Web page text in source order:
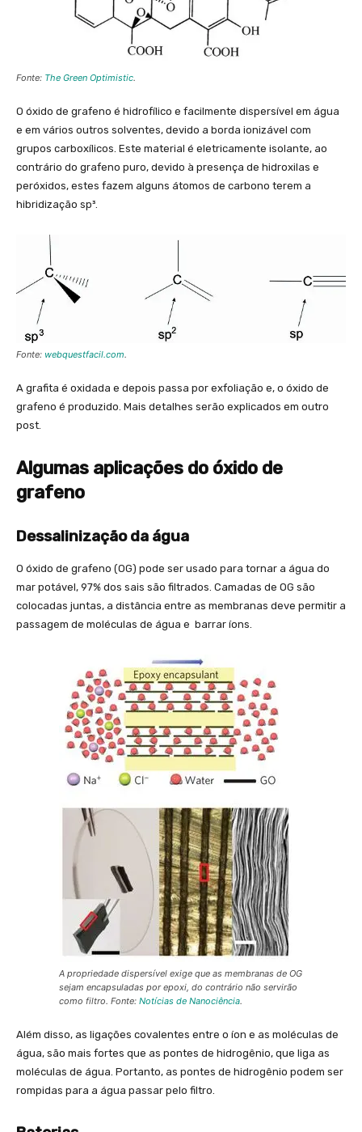
Fonte: The Green Optimistic.
O óxido de grafeno é hidrofílico e facilmente dispersível em água
e em vários outros solventes, devido a borda ionizável com
grupos carboxílicos. Este material é eletricamente isolante, ao
contrário do grafeno puro, devido à presença de hidroxilas e
peróxidos, estes fazem alguns átomos de carbono terem a
hibridização sp³.
Fonte: webquestfacil.com.
A grafita é oxidada e depois passa por exfoliação e, o óxido de
grafeno é produzido. Mais detalhes serão explicados em outro
post.
Algumas aplicações do óxido de
grafeno
Dessalinização da água
O óxido de grafeno (OG) pode ser usado para tornar a água do
mar potável, 97% dos sais são filtrados. Camadas de OG são
colocadas juntas, a distância entre as membranas deve permitir a
passagem de moléculas de água e barrar íons.
A propriedade dispersível exige que as membranas de OG
sejam encapsuladas por epoxi, do contrário não servirão
como filtro. Fonte: Notícias de Nanociência.
Além disso, as ligações covalentes entre o íon e as moléculas de
água, são mais fortes que as pontes de hidrogênio, que liga as
moléculas de água. Portanto, as pontes de hidrogênio podem ser
rompidas para a água passar pelo filtro.